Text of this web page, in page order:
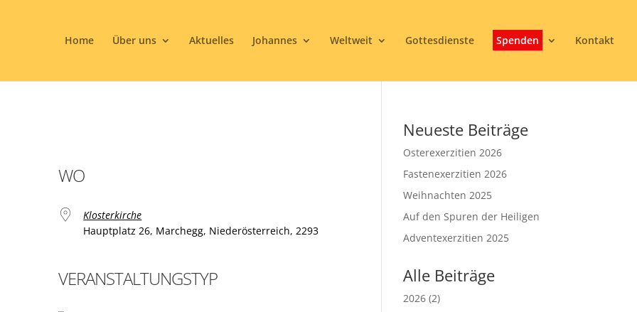
Home Über uns Aktuelles Johannes Weltweit Gottesdienste Spenden Kontakt
WO
Klosterkirche
Hauptplatz 26, Marchegg, Niederösterreich, 2293
VERANSTALTUNGSTYP
Neueste Beiträge
Osterexerzitien 2026
Fastenexerzitien 2026
Weihnachten 2025
Auf den Spuren der Heiligen
Adventexerzitien 2025
Alle Beiträge
2026 (2)